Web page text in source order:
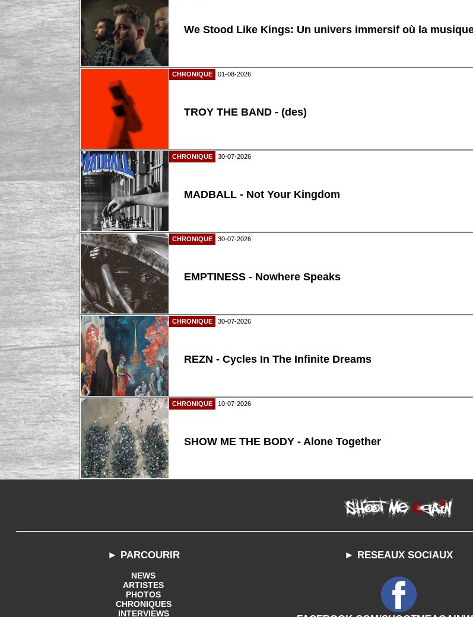
We Stood Like Kings: Un univers immersif où la
CHRONIQUE 01-08-2026
TROY THE BAND - (des)
CHRONIQUE 30-07-2026
MADBALL - Not Your Kingdom
CHRONIQUE 30-07-2026
EMPTINESS - Nowhere Speaks
CHRONIQUE 30-07-2026
REZN - Cycles In The Infinite Dreams
CHRONIQUE 10-07-2026
SHOW ME THE BODY - Alone Together
► PARCOURIR
NEWS
ARTISTES
PHOTOS
CHRONIQUES
INTERVIEWS
► RESEAUX SOCIAUX